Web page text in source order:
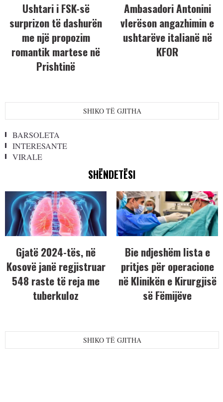
Ushtari i FSK-së
surprizon të dashurën
me një propozim
romantik martese në
Prishtinë
Ambasadori Antonini
vlerëson angazhimin e
ushtarëve italianë në
KFOR
SHIKO TË GJITHA
BARSOLETA
INTERESANTE
VIRALE
SHËNDETËSI
Gjatë 2024-tës, në
Kosovë janë regjistruar
548 raste të reja me
tuberkuloz
Bie ndjeshëm lista e
pritjes për operacione
në Klinikën e Kirurgjisë
së Fëmijëve
SHIKO TË GJITHA